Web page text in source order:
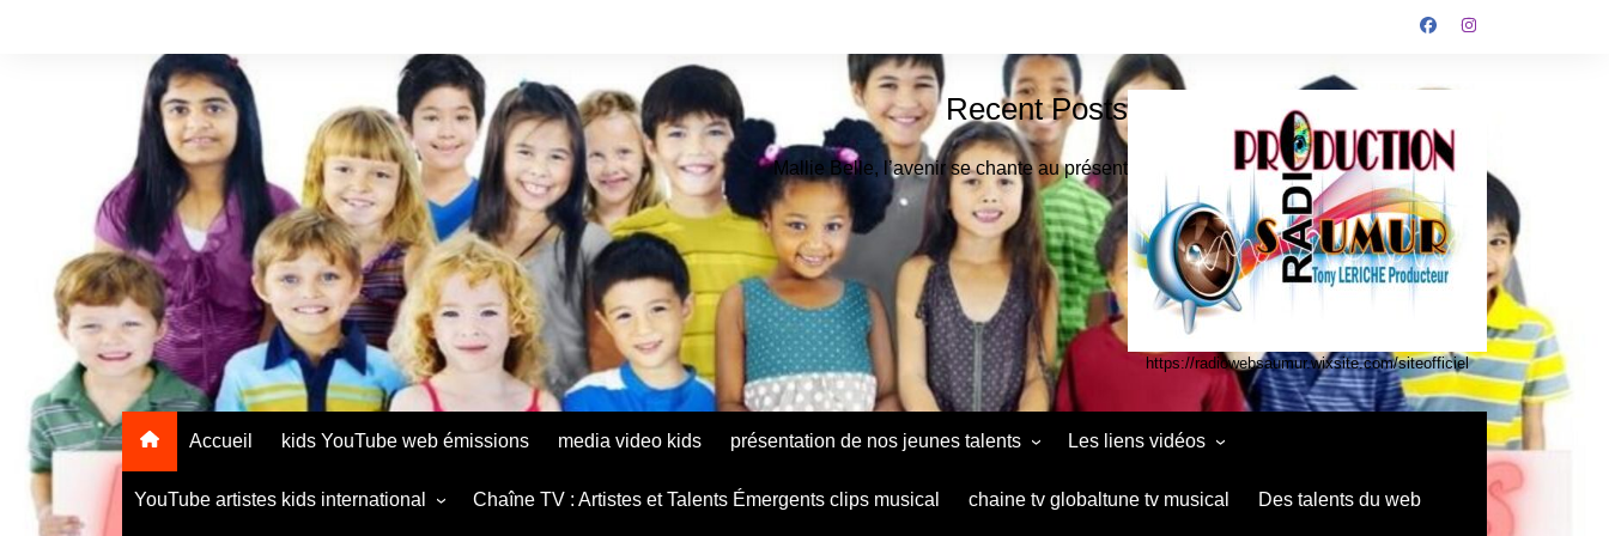
Recent Posts
Mallie Belle, l’avenir se chante au présent
https://radiowebsaumur.wixsite.com/siteofficiel
Accueil kids YouTube web émissions media video kids présentation de nos jeunes talents
Astrid Muthu Kids Oradéa
Les liens vidéos
infos media vidéo kids
YouTube artistes kids international Chaîne TV : Artistes et Talents Émergents clips musical chaine tv globaltune tv musical Des talents du web